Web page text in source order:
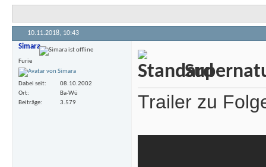
10.11.2018, 10:43
Simara
Furie
Dabei seit
08.10.2002
Ort
Ba-Wü
Beiträge
3.579 Trailer zu